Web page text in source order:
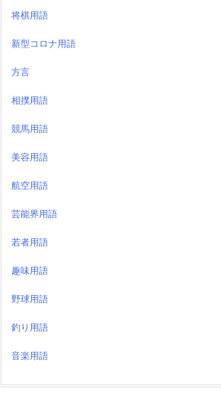
将棋用語
新型コロナ用語
方言
相撲用語
競馬用語
美容用語
航空用語
芸能界用語
若者用語
趣味用語
野球用語
釣り用語
音楽用語